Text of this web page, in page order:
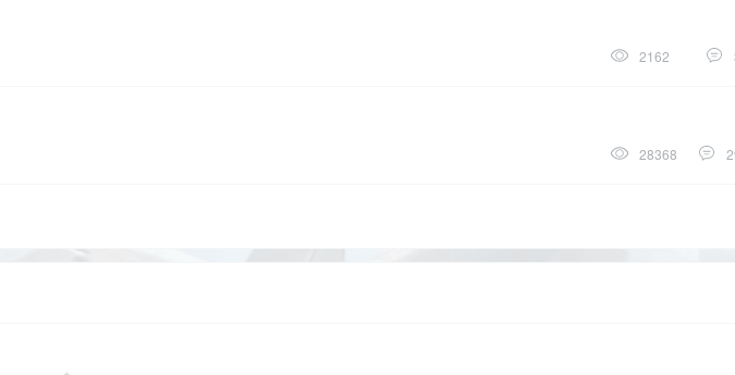
2162
28368